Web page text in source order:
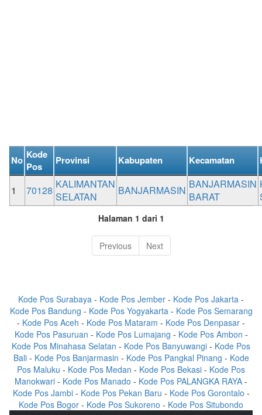
No Kode
Pos
Provinsi Kabupaten Kecamatan
1 70128 KALIMANTAN
SELATAN
BANJARMASIN BANJARMASIN
BARAT
Halaman 1 dari 1
Previous Next
Kode Pos Surabaya - Kode Pos Jember - Kode Pos Jakarta -
Kode Pos Bandung - Kode Pos Yogyakarta - Kode Pos Semarang
- Kode Pos Aceh - Kode Pos Mataram - Kode Pos Denpasar -
Kode Pos Pasuruan - Kode Pos Lumajang - Kode Pos Ambon -
Kode Pos Minahasa Selatan - Kode Pos Banyuwangi - Kode Pos
Bali- Kode Pos Banjarmasin - Kode Pos Pangkal Pinang - Kode
Pos Maluku - Kode Pos Medan - Kode Pos Bekasi - Kode Pos
Manokwari - Kode Pos Manado - Kode Pos PALANGKA RAYA -
Kode Pos Jambi- Kode Pos Pekan Baru - Kode Pos Gorontalo -
Kode Pos Bogor - Kode Pos Sukoreno - Kode Pos Situbondo